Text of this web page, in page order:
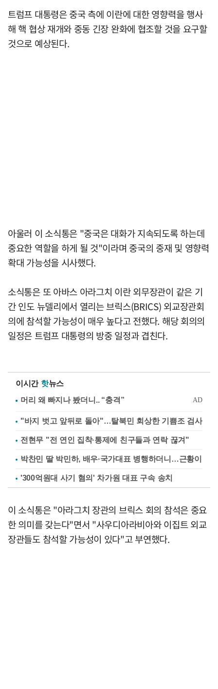
트럼프 대통령은 중국 측에 이란에 대한 영향력을 행사
해 핵 협상 재개와 중동 긴장 완화에 협조할 것을 요구할
것으로 예상된다.
아울러 이 소식통은 "중국은 대화가 지속되도록 하는데
중요한 역할을 하게 될 것"이라며 중국의 중재 및 영향력
확대 가능성을 시사했다.
소식통은 또 아바스 아라그치 이란 외무장관이 같은 기
간 인도 뉴델리에서 열리는 브릭스(BRICS) 외교장관회
의에 참석할 가능성이 매우 높다고 전했다. 해당 회의의
일정은 트럼프 대통령의 방중 일정과 겹친다.
이시간 핫뉴스
"바지 벗고 앞뒤로 돌아"…탈북민 회상한 기쁨조 검사
전현무 "전 연인 집착·통제에 친구들과 연락 끊겨"
박찬민 딸 박민하, 배우·국가대표 병행하더니…근황이
'300억원대 사기 혐의' 차가원 대표 구속 송치
이 소식통은 "아라그치 장관의 브릭스 회의 참석은 중요
한 의미를 갖는다"면서 "사우디아라비아와 이집트 외교
장관들도 참석할 가능성이 있다"고 부연했다.